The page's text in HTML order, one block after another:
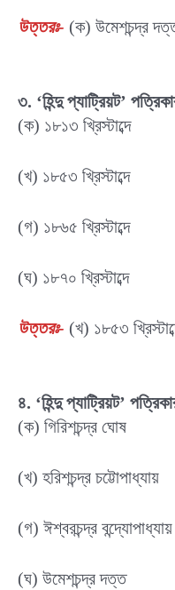
উত্তরঃ- (ক) উমেশচন্দ্র
৩. ‘হিন্দু প্যাট্রিয়ট’
(ক) ১৮১৩ খ্রিস্টাব্দে
(খ) ১৮৫৩ খ্রিস্টাব্দে
(গ) ১৮৬৫ খ্রিস্টাব্দে
(ঘ) ১৮৭০ খ্রিস্টাব্দে
উত্তরঃ- (খ) ১৮৫৩
৪. ‘হিন্দু প্যাট্রিয়ট’
(ক) গিরিশচন্দ্র ঘোষ
(খ) হরিশচন্দ্র চট্টোপাধ্যায়
(গ) ঈশ্বরচন্দ্র বন্দ্যোপাধ্যায়
(ঘ) উমেশচন্দ্র দত্ত